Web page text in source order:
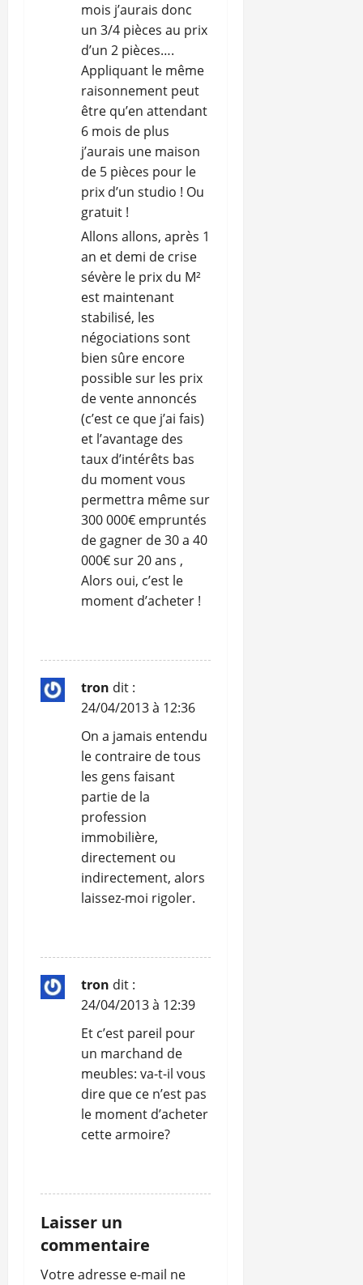
mois j’aurais donc
un 3/4 pièces au prix
d’un 2 pièces….
Appliquant le même
raisonnement peut
être qu’en attendant
6 mois de plus
j’aurais une maison
de 5 pièces pour le
prix d’un studio ! Ou
gratuit !
Allons allons, après 1
an et demi de crise
sévère le prix du M²
est maintenant
stabilisé, les
négociations sont
bien sûre encore
possible sur les prix
de vente annoncés
(c’est ce que j’ai fais)
et l’avantage des
taux d’intérêts bas
du moment vous
permettra même sur
300 000€ empruntés
de gagner de 30 a 40
000€ sur 20 ans ,
Alors oui, c’est le
moment d’acheter !
tron dit :
24/04/2013 à 12:36
On a jamais entendu
le contraire de tous
les gens faisant
partie de la
profession
immobilière,
directement ou
indirectement, alors
laissez-moi rigoler.
tron dit :
24/04/2013 à 12:39
Et c’est pareil pour
un marchand de
meubles: va-t-il vous
dire que ce n’est pas
le moment d’acheter
cette armoire?
Laisser un
commentaire
Votre adresse e-mail ne